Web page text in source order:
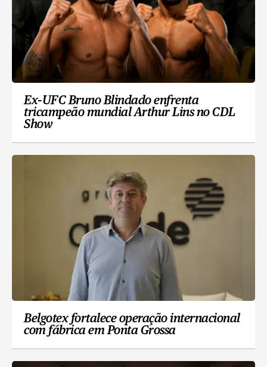
Ex-UFC Bruno Blindado enfrenta
tricampeão mundial Arthur Lins no CDL
Show
Belgotex fortalece operação internacional
com fábrica em Ponta Grossa